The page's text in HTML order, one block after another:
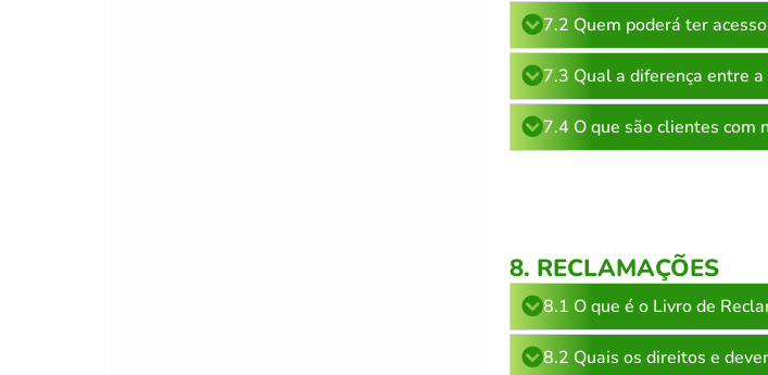
7.2 Quem poderá ter
7.3 Qual a diferença entre
7.4 O que são clientes com
8. RECLAMAÇÕES
8.1 O que é o Livro de
8.2 Quais os direitos e